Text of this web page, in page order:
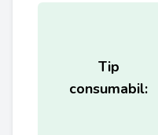
Tip
consumabil: